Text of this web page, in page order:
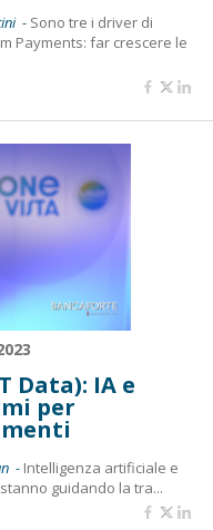
- Sono tre i driver di
Payments: far crescere le
Data): IA e
per
- Intelligenza artificiale e
guidando la tra...